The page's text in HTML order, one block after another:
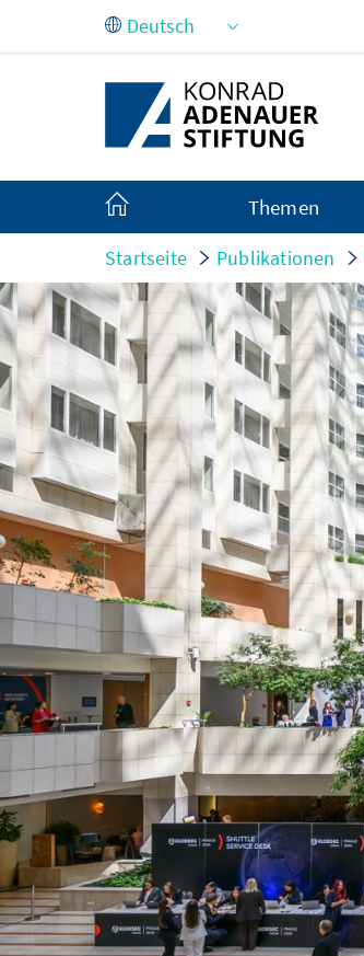
Zum Hauptinhalt springen
Themen
Startseite Publikationen